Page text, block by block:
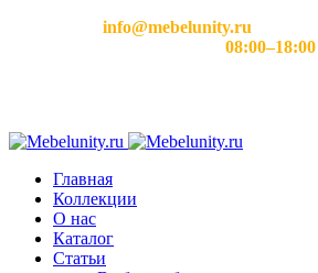
info@mebelunity.ru
08:00–18:00
Главная
Коллекции
О нас
Каталог
Статьи